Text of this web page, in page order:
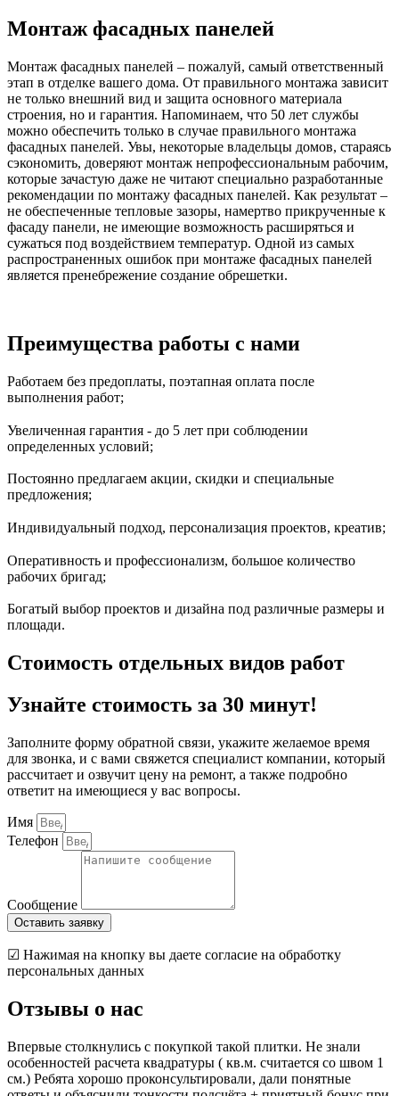
Монтаж фасадных панелей
Монтаж фасадных панелей – пожалуй, самый ответственный
этап в отделке вашего дома. От правильного монтажа зависит
не только внешний вид и защита основного материала
строения, но и гарантия. Напоминаем, что 50 лет службы
можно обеспечить только в случае правильного монтажа
фасадных панелей. Увы, некоторые владельцы домов, стараясь
сэкономить, доверяют монтаж непрофессиональным рабочим,
которые зачастую даже не читают специально разработанные
рекомендации по монтажу фасадных панелей. Как результат –
не обеспеченные тепловые зазоры, намертво прикрученные к
фасаду панели, не имеющие возможность расширяться и
сужаться под воздействием температур. Одной из самых
распространенных ошибок при монтаже фасадных панелей
является пренебрежение создание обрешетки.
Преимущества работы с нами
Работаем без предоплаты, поэтапная оплата после
выполнения работ;
Увеличенная гарантия - до 5 лет при соблюдении
определенных условий;
Постоянно предлагаем акции, скидки и специальные
предложения;
Индивидуальный подход, персонализация проектов, креатив;
Оперативность и профессионализм, большое количество
рабочих бригад;
Богатый выбор проектов и дизайна под различные размеры и
площади.
Стоимость отдельных видов работ
Узнайте стоимость за 30 минут!
Заполните форму обратной связи, укажите желаемое время
для звонка, и с вами свяжется специалист компании, который
рассчитает и озвучит цену на ремонт, а также подробно
ответит на имеющиеся у вас вопросы.
Имя
Телефон
Сообщение
Оставить заявку
☑ Нажимая на кнопку вы даете согласие на обработку
персональных данных
Отзывы о нас
Впервые столкнулись с покупкой такой плитки. Не знали
особенностей расчета квадратуры ( кв.м. считается со швом 1
см.) Ребята хорошо проконсультировали, дали понятные